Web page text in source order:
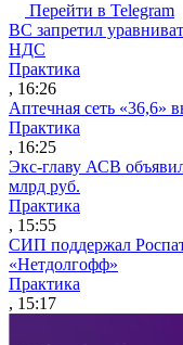
Перейти в Telegram
ВС запретил
НДС
Практика
, 16:26
Аптечная сеть «36,6»
Практика
, 16:25
Экс-главу АСВ
млрд руб.
Практика
, 15:55
СИП поддержал
«Нетдолгофф»
Практика
, 15:17